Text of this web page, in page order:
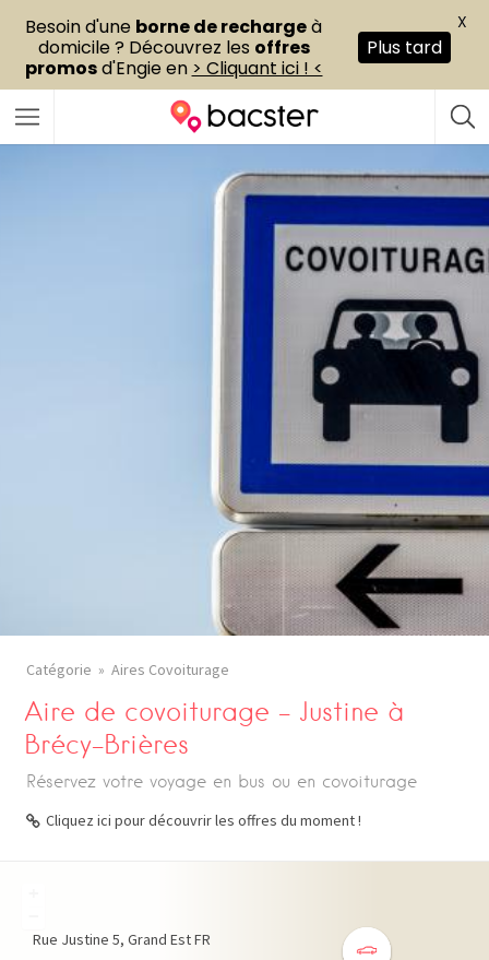
Catégorie Aires Covoiturage
Aire de covoiturage – Justine à
Brécy-Brières
Réservez votre voyage en bus ou en covoiturage
Cliquez ici pour découvrir les offres du moment !
Rue Justine 5 Grand EstFR
Besoin d'une borne de rechargeà
domicile ? Découvrez les offres
promosd'Engie en > Cliquant ici ! <
Plus tard
X